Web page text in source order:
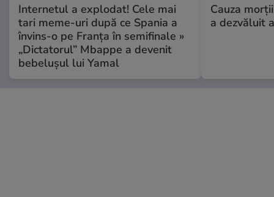
Internetul a explodat! Cele mai
tari meme-uri după ce Spania a
învins-o pe Franța în semifinale »
„Dictatorul” Mbappe a devenit
bebelușul lui Yamal
Cauza
a dezvăluit